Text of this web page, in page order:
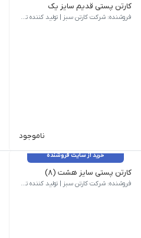
کارتن پستی قدیم سایز یک
وزن 72 گرم | ابعاد بیرونی 200 × 140 × 100 میلی‌متر | نام کالا کارتن پستی قدیم سایز یک (به دلیل تشابه ابعاد برای خرید این محصول لطفا از کارتن پستی جدید سایز دو استفاده کنید) | شناسه محصول CS-B01-05 | مدل فنی B01 | روش ساخت دایکاتی | نوع فلوت B | سایز یک | تعداد لایه سه لایه | کیفیت درجه یک
فروشنده: شرکت کارتن سبز | تولید کننده تخصصی کارتن و جعبه
ناموجود
خرید از سایت فروشنده
کارتن پستی سایز هشت (۸)
وزن 771 گرم | ابعاد بیرونی 450 × 400 × 300 میلی‌متر | نام کالا کارتن پستی سایز هشت (8) | مدل فنی B01 | روش ساخت بسته بندی | تعداد لایه سه لایه, پنج لایه | نوع فلوت BC | رنگ رویه قهوه ای
فروشنده: شرکت کارتن سبز | تولید کننده تخصصی کارتن و جعبه